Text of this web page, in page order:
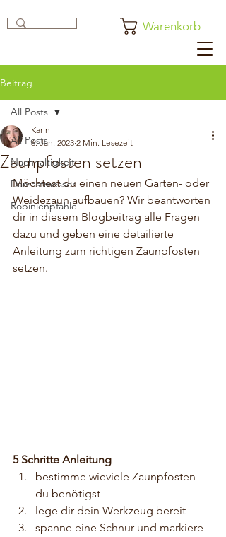
Warenkorb
Beitrag
All Posts
Nachhaltigkeit
Damastmesser
Robinienpfähle
All Posts
Zaunpfosten setzen
Karin
6. Jan. 2023 2 Min. Lesezeit
Möchtest du einen neuen Garten- oder
Weidezaun aufbauen? Wir beantworten
dir in diesem Blogbeitrag alle Fragen
dazu und geben eine detailierte
Anleitung zum richtigen Zaunpfosten
setzen.
5 Schritte Anleitung
bestimme wieviele Zaunpfosten
du benötigst
lege dir dein Werkzeug bereit
spanne eine Schnur und markiere